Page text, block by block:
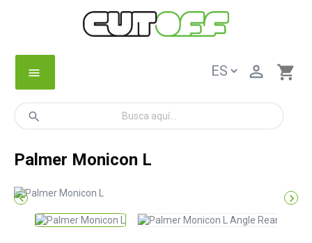
menu shopping_cart

search
Palmer Monicon L
 